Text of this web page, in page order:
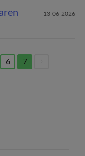
13-06-2026
6
7
(current)